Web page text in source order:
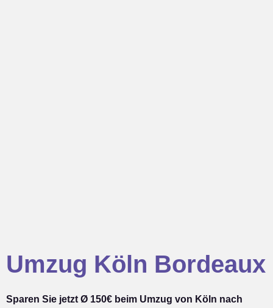
Umzug Köln Bordeaux
Sparen Sie jetzt Ø 150€ beim Umzug von Köln nach